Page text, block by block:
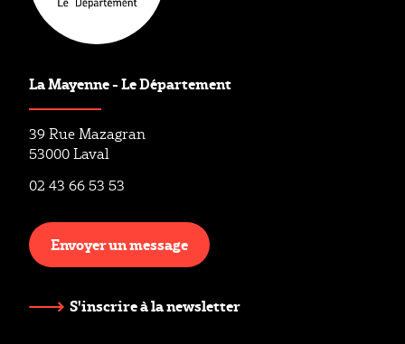
La Mayenne - Le Département
39 Rue Mazagran
53000 Laval
02 43 66 53 53
Envoyer un message
S'inscrire à la newsletter